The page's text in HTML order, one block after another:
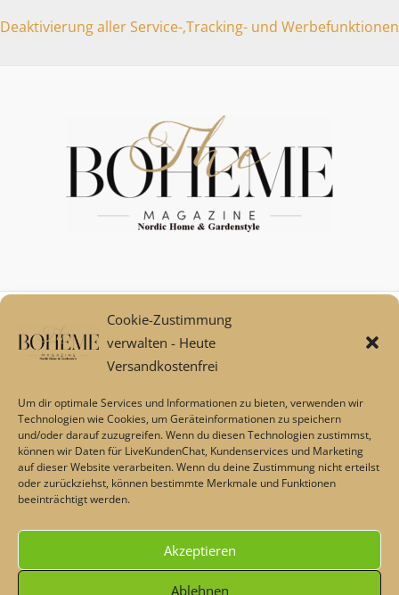
Cookie-Zustimmung
verwalten - Heute
Versandkostenfrei
Um dir optimale Services und Informationen zu bieten, verwenden wir
Technologien wie Cookies, um Geräteinformationen zu speichern
und/oder darauf zuzugreifen. Wenn du diesen Technologien zustimmst,
können wir Daten für LiveKundenChat, Kundenservices und Marketing
auf dieser Website verarbeiten. Wenn du deine Zustimmung nicht erteilst
oder zurückziehst, können bestimmte Merkmale und Funktionen
beeinträchtigt werden.
Akzeptieren
Ablehnen
Deaktivierung aller Service-,Tracking- und Werbefunktionen
Mein Konto
Zahlungsarten
Versand und Retoure****
AGB
Impressum
Datenschutz
Über uns
Echtheit von Bewertungen
Barrierefreiheit